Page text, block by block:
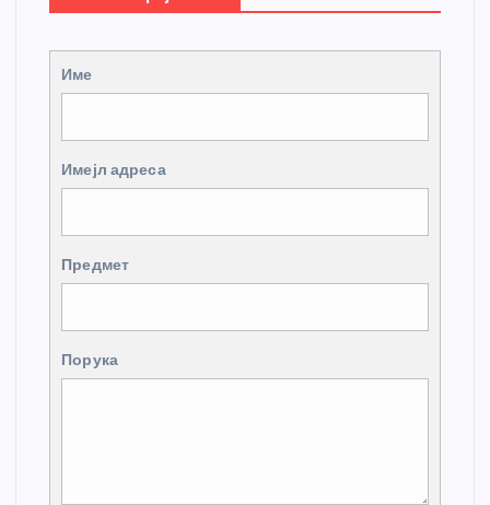
Име
Имејл адреса
Предмет
Порука